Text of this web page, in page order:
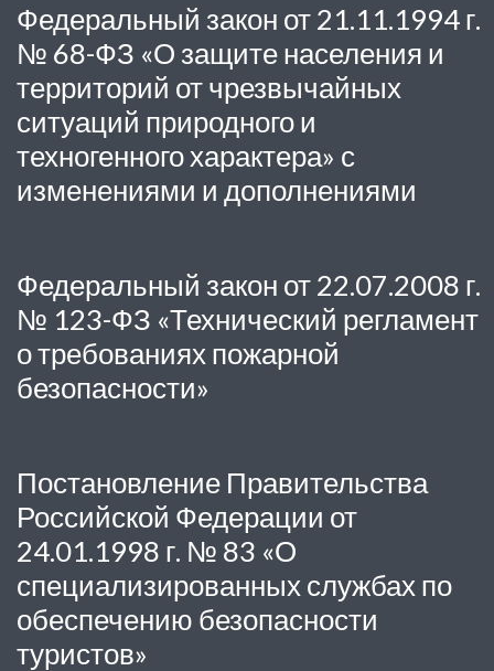
Федеральный закон от 21.11.1994 г.
№ 68-ФЗ «О защите населения и
территорий от чрезвычайных
ситуаций природного и
техногенного характера» с
изменениями и дополнениями
Федеральный закон от 22.07.2008 г.
№ 123-ФЗ «Технический регламент
о требованиях пожарной
безопасности»
Постановление Правительства
Российской Федерации от
24.01.1998 г. № 83 «О
специализированных службах по
обеспечению безопасности
туристов»